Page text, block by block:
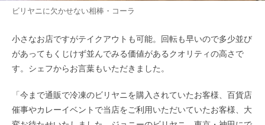
ビリヤニに欠かせない相棒・コーラ
小さなお店ですがテイクアウトも可能。回転も早いので多少並び
があってもくじけず並んでみる価値があるクオリティの高さで
す。シェフからお言葉もいただきました。
「今まで通販で冷凍のビリヤニを購入されていたお客様、百貨店
催事やカレーイベントで当店をご利用いただいていたお客様、大